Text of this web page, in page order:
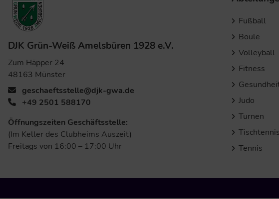
DJK Grün-Weiß Amelsbüren 1928 e.V.
Zum Häpper 24
48163 Münster
geschaeftsstelle@djk-gwa.de
+49 2501 588170
Öffnungszeiten Geschäftsstelle:
(Im Keller des Clubheims Auszeit)
Freitags von 16:00 – 17:00 Uhr
Fußball
Boule
Volleyball
Fitness
Judo
Turnen
Tischtennis
Tennis